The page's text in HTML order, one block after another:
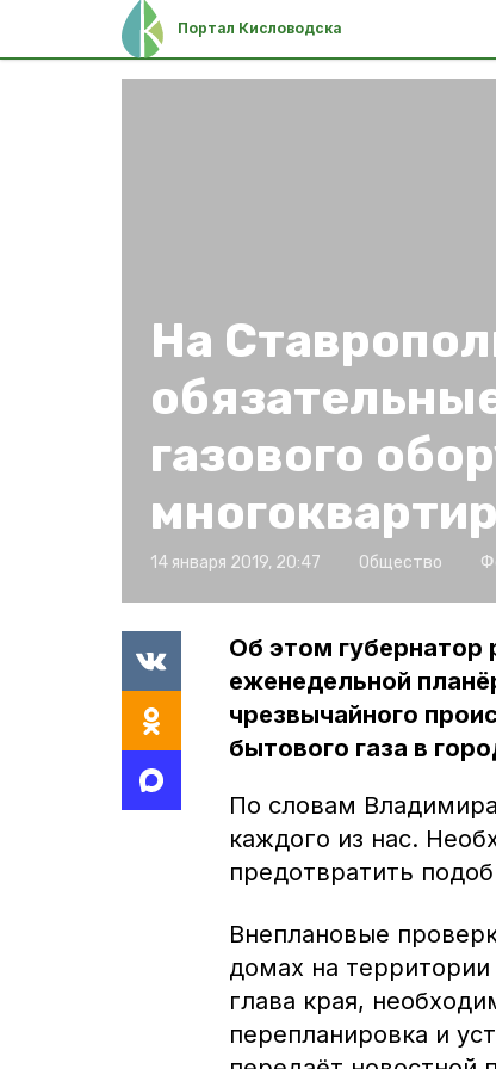
Портал Кисловодска
На
газового
14 января 2019, 20:47 Общество
Об этом губернатор
еженедельной
чрезвычайного
бытового газа в
По словам
каждого из нас.
предотвратить
Внеплановые
домах на
глава края,
перепланировка и